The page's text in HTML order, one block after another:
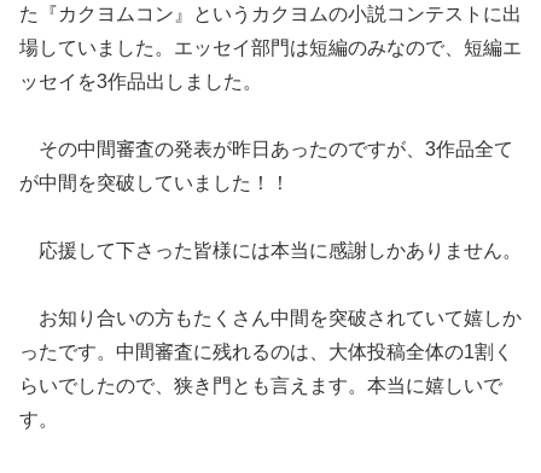
た『カクヨムコン』というカクヨムの小説コンテストに出
場していました。エッセイ部門は短編のみなので、短編エ
ッセイを3作品出しました。
その中間審査の発表が昨日あったのですが、3作品全て
が中間を突破していました！！
応援して下さった皆様には本当に感謝しかありません。
お知り合いの方もたくさん中間を突破されていて嬉しか
ったです。中間審査に残れるのは、大体投稿全体の1割く
らいでしたので、狭き門とも言えます。本当に嬉しいで
す。